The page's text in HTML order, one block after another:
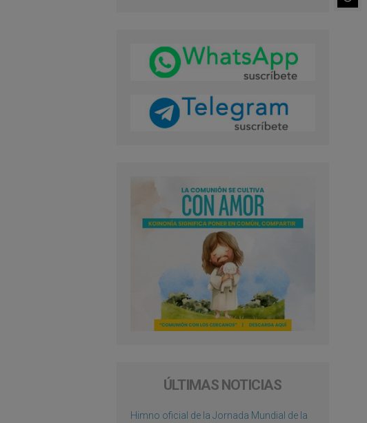
ÚLTIMAS NOTICIAS
Himno oficial de la Jornada Mundial de la